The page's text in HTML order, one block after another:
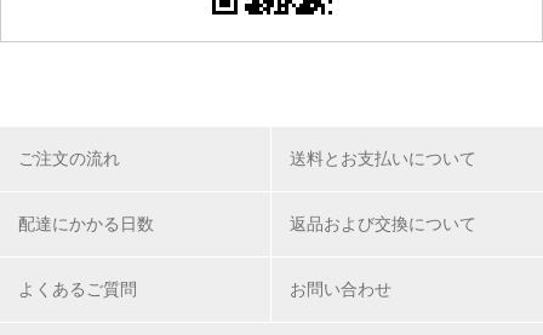
ご注文の流れ 送料とお支払いについて
配達にかかる日数 返品および交換について
よくあるご質問 お問い合わせ